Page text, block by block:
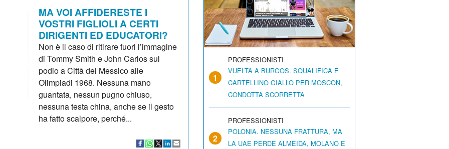
MA VOI AFFIDERESTE I
VOSTRI FIGLIOLI A CERTI
DIRIGENTI ED EDUCATORI?
Non è il caso di ritirare fuori l’immagine
di Tommy Smith e John Carlos sul
podio a Città del Messico alle
Olimpiadi 1968. Nessuna mano
guantata, nessun pugno chiuso,
nessuna testa china, anche se il gesto
ha fatto scalpore, perché...
1
PROFESSIONISTI
VUELTA A BURGOS. SQUALIFICA E
CARTELLINO GIALLO PER MOSCON,
CONDOTTA SCORRETTA
2
PROFESSIONISTI
POLONIA. NESSUNA FRATTURA, MA
LA UAE PERDE ALMEIDA, MOLANO E